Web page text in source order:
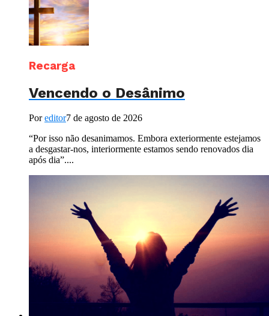
Recarga
Vencendo o Desânimo
Poreditor7 de agosto de 2026
“Por isso não desanimamos. Embora exteriormente estejamos
a desgastar-nos, interiormente estamos sendo renovados dia
após dia”....